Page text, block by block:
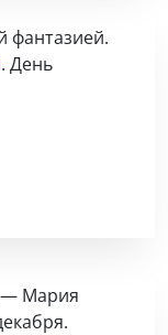
фантазией.
. День
— Мария